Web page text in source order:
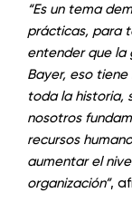
“Es un tema
prácticas, para
entender que
Bayer, eso
toda la historia,
nosotros
recursos
aumentar el
organización”,